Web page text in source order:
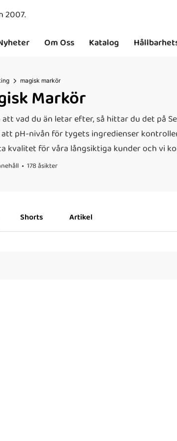
2007.
Om Oss Katalog
magisk markör
Markör
vad du än letar efter, så hittar du det på
pH-nivån för tygets ingredienser
kvalitet för våra långsiktiga kunder och vi
178 åsikter
Shorts Artikel